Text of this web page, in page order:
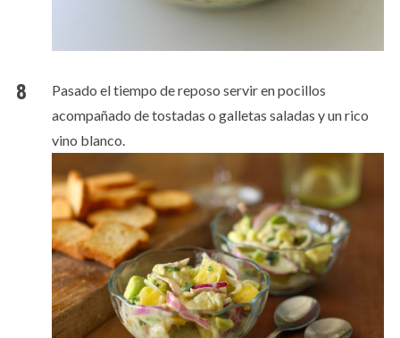
Pasado el tiempo de reposo servir en pocillos
acompañado de tostadas o galletas saladas y un rico
vino blanco.